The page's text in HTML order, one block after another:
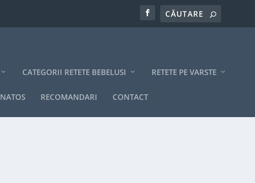
CATEGORII RETETE BEBELUSI RETETE PE VARSTE
RECOMANDARI CONTACT